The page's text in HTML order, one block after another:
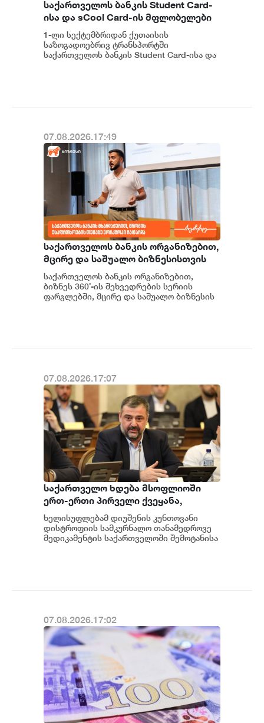
საქართველოს ბანკის Student Card-
ისა და sCool Card-ის მფლობელები
ქუთაისში ტრანსპორტზე
შეღავათიანი ტარიფით
ისარგებლებენ
1-ლი სექტემბრიდან ქუთაისის
საზოგადოებრივ ტრანსპორტში
საქართველოს ბანკის Student Card-ისა და
07.08.2026.17:49
საქართველოს ბანკის ორგანიზებით,
მცირე და საშუალო ბიზნესისთვის
შრომის უსაფრთხოების ვორკშოპი
გაიმართა
საქართველოს ბანკის ორგანიზებით,
ბიზნეს 360˚-ის შეხვედრების სერიის
ფარგლებში, მცირე და საშუალო ბიზნესის
07.08.2026.17:07
საქართველო ხდება მსოფლიოში
ერთ-ერთი პირველი ქვეყანა,
რომელიც მედიკამენტ ჯივინოსტატს
შეიძენს და სახელმწიფო
პროგრამაში დანერგავს - ბექა
ხელისუფლებამ დიუშენის კუნთოვანი
დისტროფიის სამკურნალო თანამედროვე
მედიკამენტის საქართველოში შემოტანისა
07.08.2026.17:02